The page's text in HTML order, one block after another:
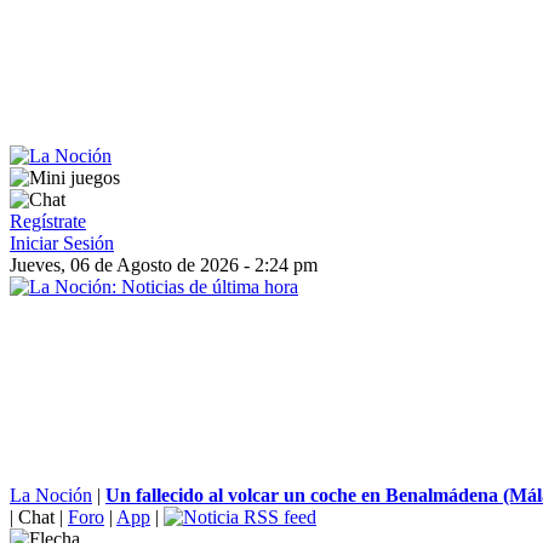
Regístrate
Iniciar Sesión
Jueves, 06 de Agosto de 2026 - 2:24 pm
La Noción | Un fallecido al volcar un coche en Benalmádena
| Chat | Foro | App |